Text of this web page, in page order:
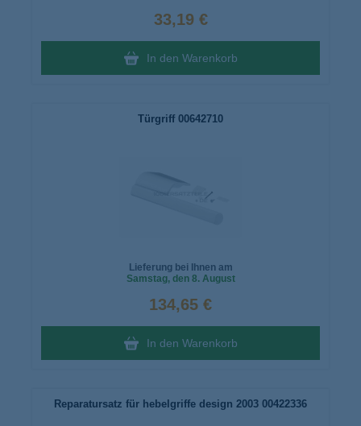
33,19 €
In den Warenkorb
Türgriff 00642710
Lieferung bei Ihnen am
Samstag, den 8. August
134,65 €
In den Warenkorb
Reparatursatz für hebelgriffe design 2003 00422336